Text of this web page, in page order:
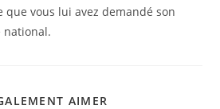
que vous lui avez demandé son
national.
AIMER